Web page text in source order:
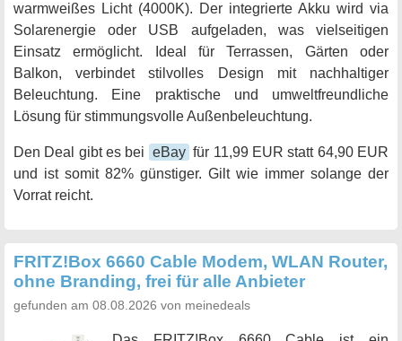
warmweißes Licht (4000K). Der integrierte Akku wird via
Solarenergie oder USB aufgeladen, was vielseitigen
Einsatz ermöglicht. Ideal für Terrassen, Gärten oder
Balkon, verbindet stilvolles Design mit nachhaltiger
Beleuchtung. Eine praktische und umweltfreundliche
Lösung für stimmungsvolle Außenbeleuchtung.
Den Deal gibt es bei eBay für 11,99 EUR statt 64,90 EUR
und ist somit 82% günstiger. Gilt wie immer solange der
Vorrat reicht.
FRITZ!Box 6660 Cable Modem, WLAN Router,
ohne Branding, frei für alle Anbieter
gefunden am 08.08.2026 von meinedeals